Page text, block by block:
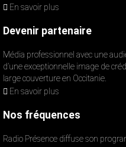
En savoir plus
Devenir partenaire
Média professionnel avec une
d’une exceptionnelle image de
large couverture en Occitanie.
En savoir plus
Nos fréquences
Radio Présence diffuse son